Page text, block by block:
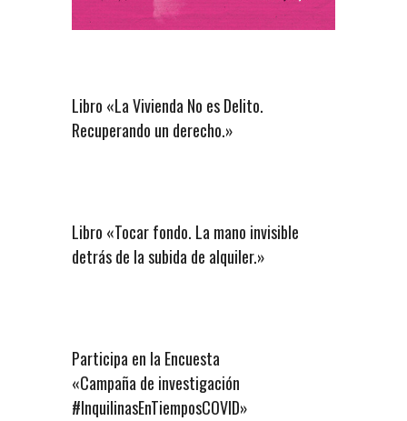
Libro «La Vivienda No es Delito.
Recuperando un derecho.»
Libro «Tocar fondo. La mano invisible
detrás de la subida de alquiler.»
Participa en la Encuesta
«Campaña de investigación
#InquilinasEnTiemposCOVID»